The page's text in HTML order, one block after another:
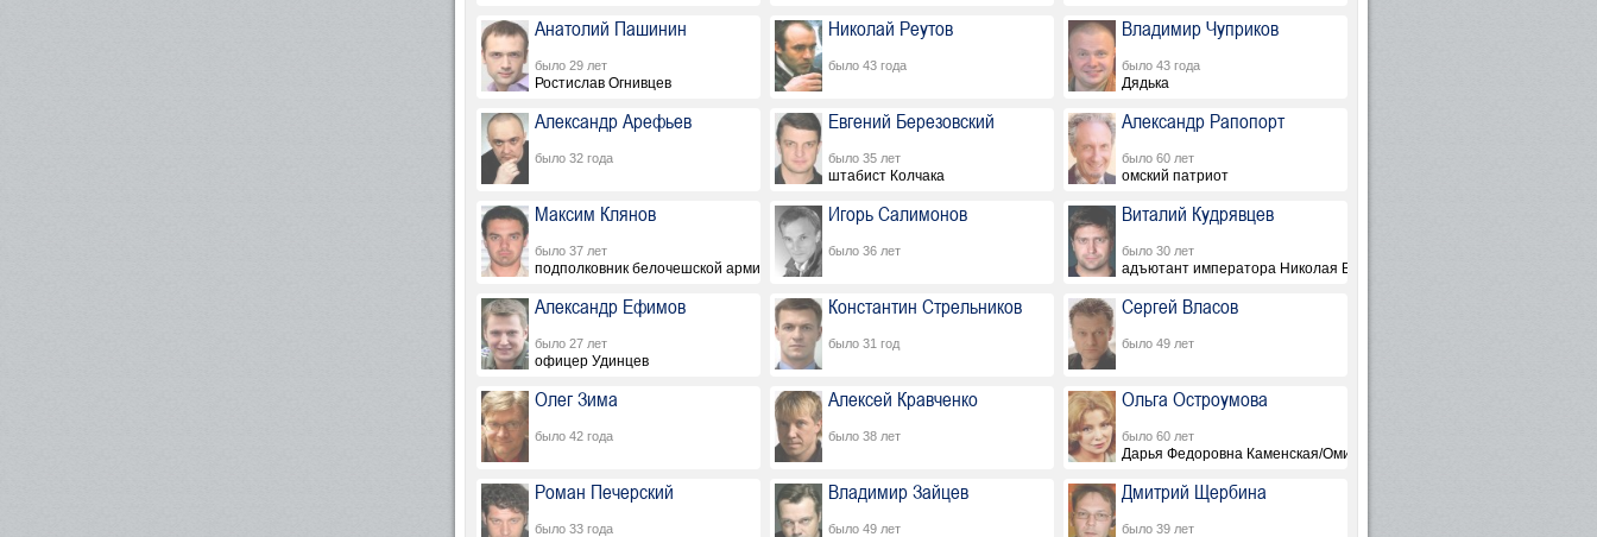
Анатолий Пашинин
было 29 лет
Ростислав Огнивцев
Николай Реутов
было 43 года
Владимир Чуприков
было 43 года
Дядька
Александр Арефьев
было 32 года
Евгений Березовский
было 35 лет
штабист Колчака
Александр Рапопорт
было 60 лет
омский патриот
Максим Клянов
было 37 лет
подполковник белочешской армии
Игорь Салимонов
было 36 лет
Виталий Кудрявцев
было 30 лет
адъютант императора Николая Второго
Александр Ефимов
было 27 лет
офицер Удинцев
Константин Стрельников
было 31 год
Сергей Власов
было 49 лет
Олег Зима
было 42 года
Алексей Кравченко
было 38 лет
Ольга Остроумова
было 60 лет
Дарья Федоровна Каменская/Омирова
Роман Печерский
было 33 года
Владимир Зайцев
было 49 лет
Дмитрий Щербина
было 39 лет